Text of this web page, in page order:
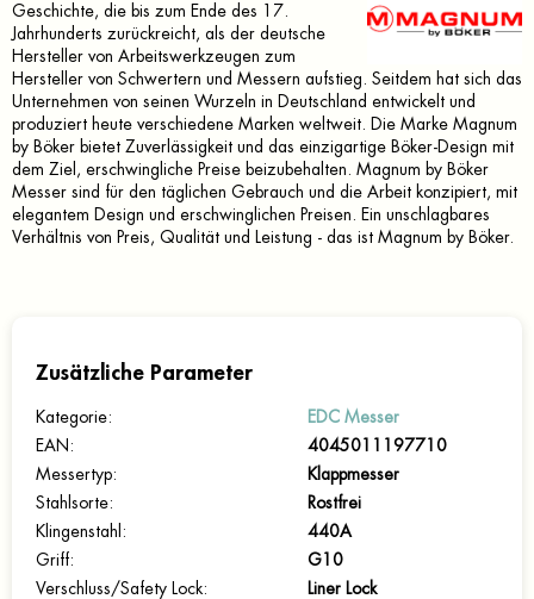
Geschichte, die bis zum Ende des 17.
Jahrhunderts zurückreicht, als der deutsche
Hersteller von Arbeitswerkzeugen zum
Hersteller von Schwertern und Messern aufstieg. Seitdem hat sich das
Unternehmen von seinen Wurzeln in Deutschland entwickelt und
produziert heute verschiedene Marken weltweit. Die Marke Magnum
by Böker bietet Zuverlässigkeit und das einzigartige Böker-Design mit
dem Ziel, erschwingliche Preise beizubehalten. Magnum by Böker
Messer sind für den täglichen Gebrauch und die Arbeit konzipiert, mit
elegantem Design und erschwinglichen Preisen. Ein unschlagbares
Verhältnis von Preis, Qualität und Leistung - das ist Magnum by Böker.
Zusätzliche Parameter
Kategorie:
EDC Messer
EAN :
4045011197710
Messertyp:
Klappmesser
Stahlsorte:
Rostfrei
Klingenstahl :
440A
Griff:
G10
Verschluss/Safety Lock:
Liner Lock